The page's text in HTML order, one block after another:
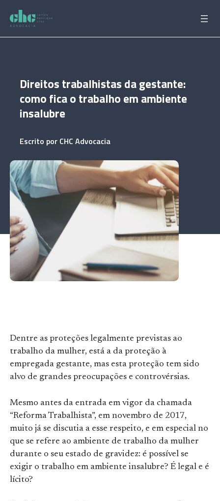
para
conteúdo
Direitos trabalhistas da gestante:
como fica o trabalho em ambiente
insalubre
Escrito por CHC Advocacia
Dentre as proteções legalmente previstas ao
trabalho da mulher, está a da proteção à
empregada gestante, mas esta proteção tem sido
alvo de grandes preocupações e controvérsias.
Mesmo antes da entrada em vigor da chamada
“Reforma Trabalhista”, em novembro de 2017,
muito já se discutia a esse respeito, e em especial no
que se refere ao ambiente de trabalho da mulher
durante o seu estado de gravidez: é possível se
exigir o trabalho em ambiente insalubre? É legal e é
lícito?